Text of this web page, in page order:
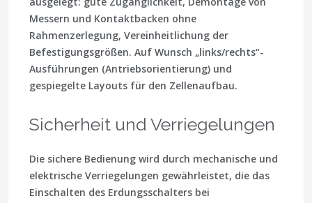
Messern und Kontaktbacken ohne
Rahmenzerlegung, Vereinheitlichung der
Befestigungsgrößen. Auf Wunsch „links/rechts“-
Ausführungen (Antriebsorientierung) und
gespiegelte Layouts für den Zellenaufbau.
Sicherheit und Verriegelungen
Die sichere Bedienung wird durch mechanische und
elektrische Verriegelungen gewährleistet, die das
Einschalten des Erdungsschalters bei